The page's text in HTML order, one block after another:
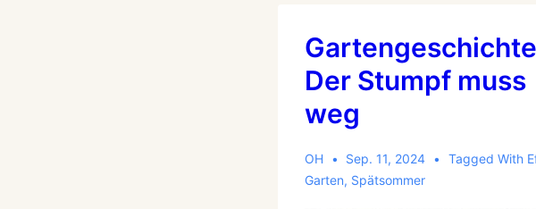
Der Stumpf muss
weg
OH Sep. 11, 2024 Tagged With
Garten, Spätsommer